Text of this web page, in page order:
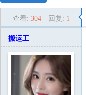
1
查看: 304 回复: 1
搬运工